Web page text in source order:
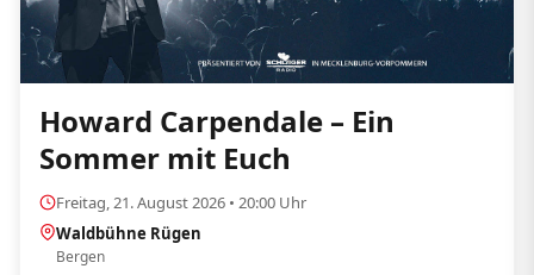
Howard Carpendale – Ein
Sommer mit Euch
Freitag, 21. August 2026 • 20:00 Uhr
Waldbühne Rügen
Bergen